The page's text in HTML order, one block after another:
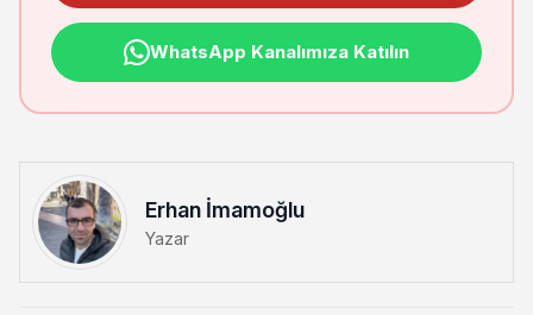
WhatsApp Kanalımıza Katılın
Erhan İmamoğlu
Yazar